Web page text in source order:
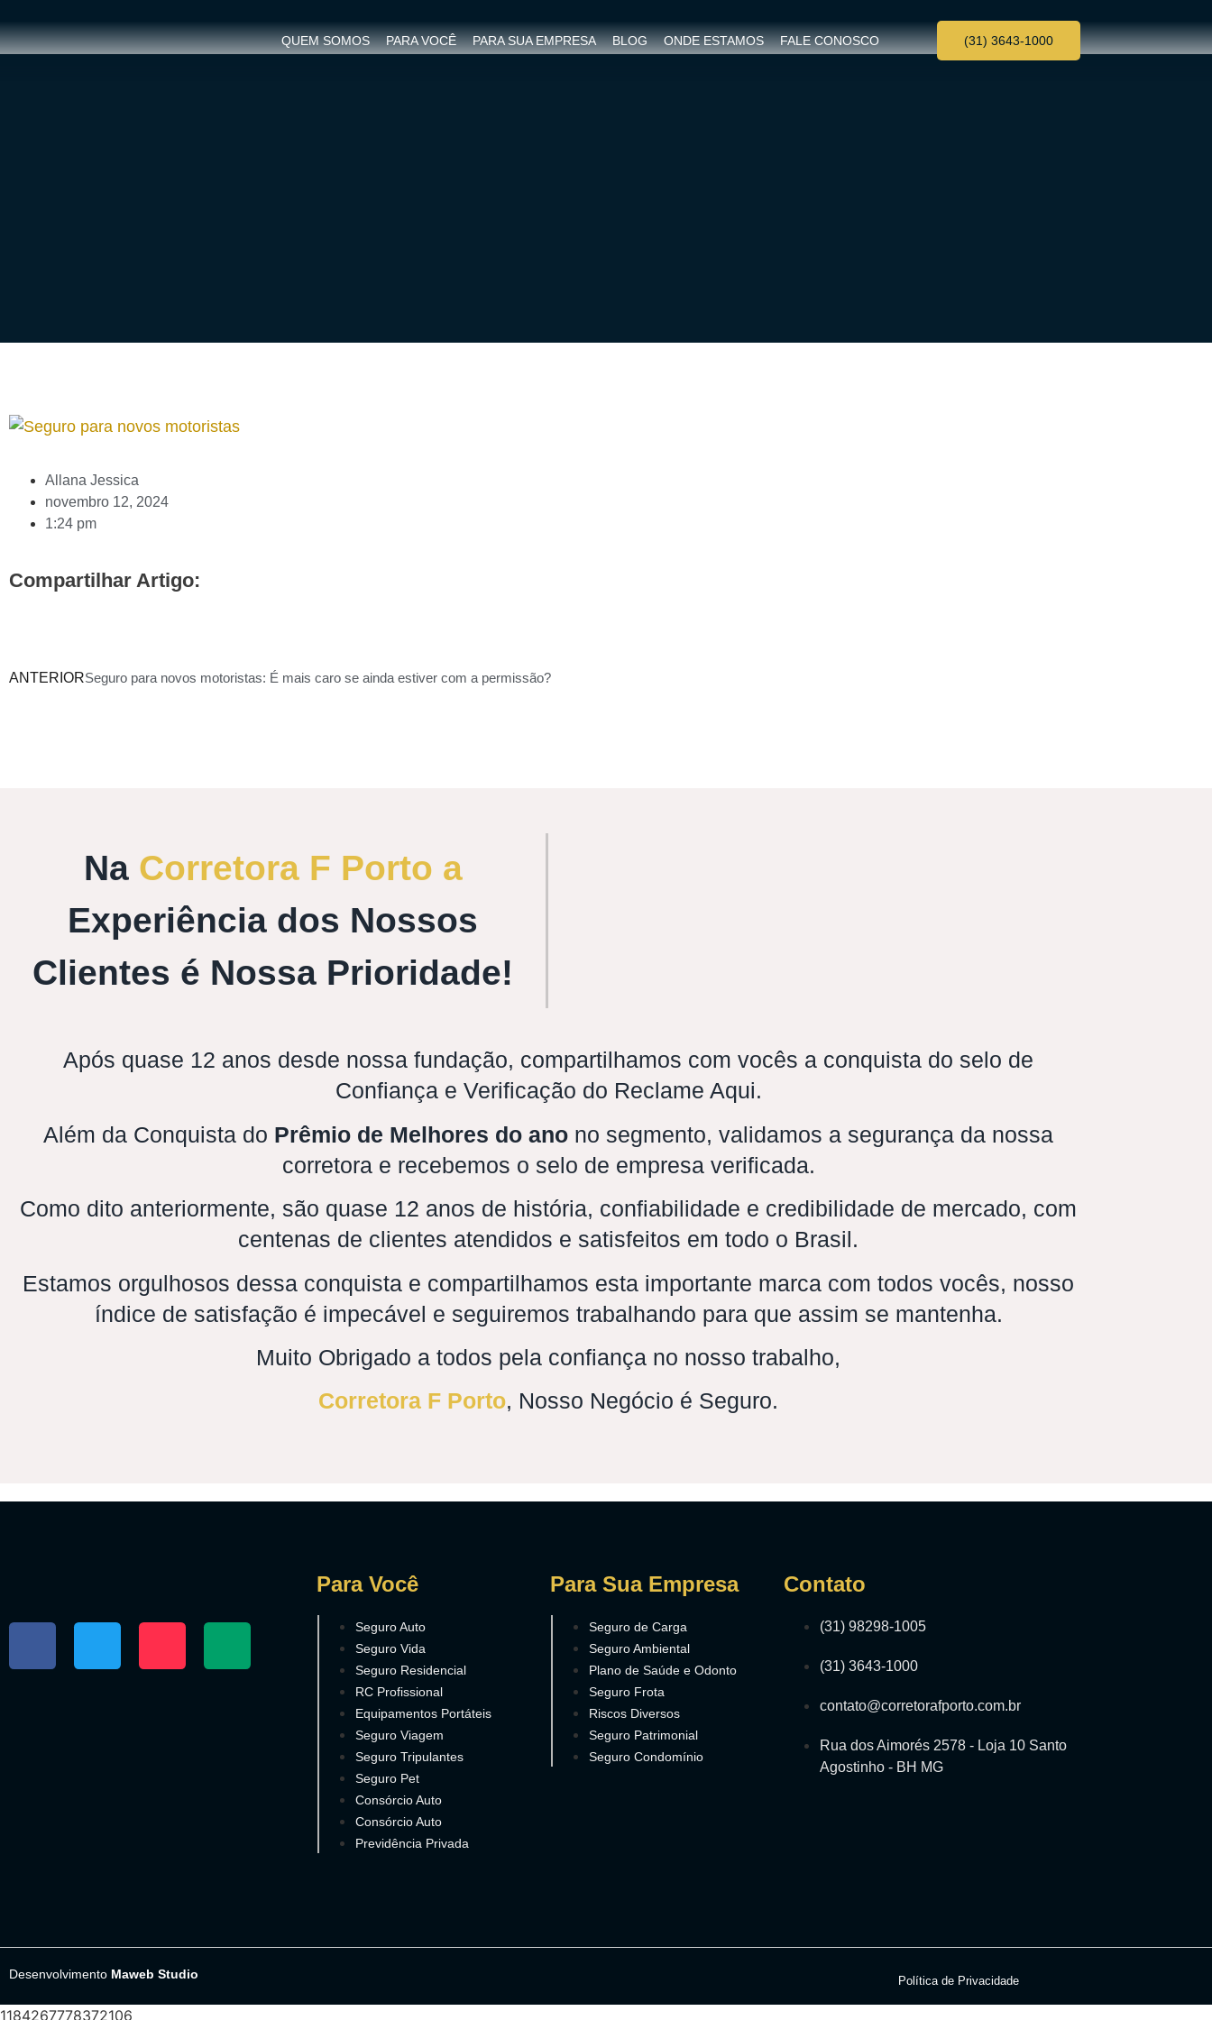
QUEM SOMOS PARA VOCÊ PARA SUA EMPRESA BLOG ONDE ESTAMOS FALE CONOSCO (31) 3643-1000
Allana Jessica
novembro 12, 2024
1:24 pm
Compartilhar Artigo:
ANTERIORSeguro para novos motoristas: É mais caro se ainda estiver com a permissão?
Na Corretora F Porto a
Experiência dos Nossos
Clientes é Nossa Prioridade!
Após quase 12 anos desde nossa fundação, compartilhamos com vocês a conquista do selo de
Confiança e Verificação do Reclame Aqui.
Além da Conquista do Prêmio de Melhores do ano no segmento, validamos a segurança da nossa
corretora e recebemos o selo de empresa verificada.
Como dito anteriormente, são quase 12 anos de história, confiabilidade e credibilidade de mercado, com
centenas de clientes atendidos e satisfeitos em todo o Brasil.
Estamos orgulhosos dessa conquista e compartilhamos esta importante marca com todos vocês, nosso
índice de satisfação é impecável e seguiremos trabalhando para que assim se mantenha.
Muito Obrigado a todos pela confiança no nosso trabalho,
Corretora F Porto, Nosso Negócio é Seguro.
Para Você
Seguro Auto
Seguro Vida
Seguro Residencial
RC Profissional
Equipamentos Portáteis
Seguro Viagem
Seguro Tripulantes
Seguro Pet
Consórcio Auto
Consórcio Auto
Previdência Privada
Para Sua Empresa
Seguro de Carga
Seguro Ambiental
Plano de Saúde e Odonto
Seguro Frota
Riscos Diversos
Seguro Patrimonial
Seguro Condomínio
Contato
(31) 98298-1005
(31) 3643-1000
contato@corretorafporto.com.br
Rua dos Aimorés 2578 - Loja 10 Santo
Agostinho - BH MG
Desenvolvimento Maweb Studio Política de Privacidade
1184267778372106